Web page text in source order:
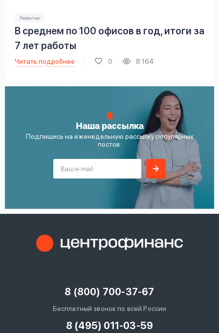
Развитие
В среднем по 100 офисов в год, итоги за
7 лет работы
Читать подробнее 0 8 164
Наша рассылка
Подпишись на еженедельную рассылку популярных
постов:
8 (800) 700-37-67
Бесплатный звонок по всей России
8 (495) 011-03-59